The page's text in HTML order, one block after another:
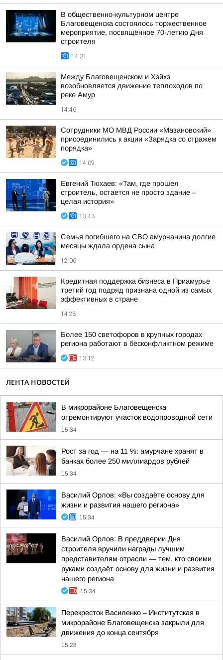
В общественно-культурном центре
Благовещенска состоялось торжественное
мероприятие, посвящённое 70-летию Дня
строителя
14:31
Между Благовещенском и Хэйхэ
возобновляется движение теплоходов по
реке Амур
14:46
Сотрудники МО МВД России «Мазановский»
присоединились к акции «Зарядка со стражем
порядка»
14:09
Евгений Тюхаев: «Там, где прошел
строитель, остается не просто здание –
целая история»
13:43
Семья погибшего на СВО амурчанина долгие
месяцы ждала ордена сына
12:06
Кредитная поддержка бизнеса в Приамурье
третий год подряд признана одной из самых
эффективных в стране
14:28
Более 150 светофоров в крупных городах
региона работают в бесконфликтном режиме
13:12
ЛЕНТА НОВОСТЕЙ
В микрорайоне Благовещенска
отремонтируют участок водопроводной сети
15:34
Рост за год — на 11 %: амурчане хранят в
банках более 250 миллиардов рублей
15:34
Василий Орлов: «Вы создаёте основу для
жизни и развития нашего региона»
15:34
Василий Орлов: В преддверии Дня
строителя вручили награды лучшим
представителям отрасли — тем, кто своими
руками создаёт основу для жизни и развития
нашего региона
15:34
Перекресток Василенко – Институтская в
микрорайоне Благовещенска закрыли для
движения до конца сентября
15:28